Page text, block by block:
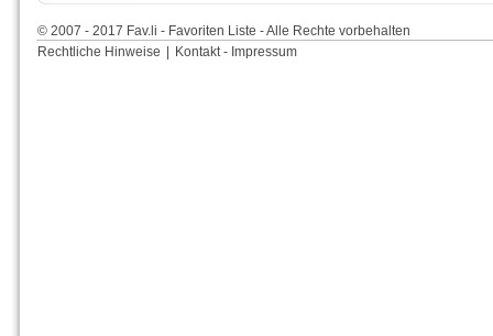
© 2007 - 2017 Fav.li - Favoriten Liste - Alle Rechte vorbehalten
Rechtliche Hinweise
Kontakt - Impressum